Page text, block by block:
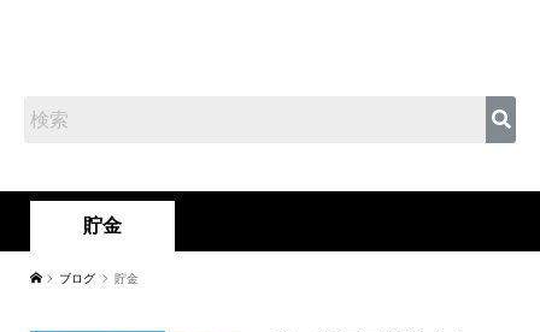
貯金
ブログ 貯金